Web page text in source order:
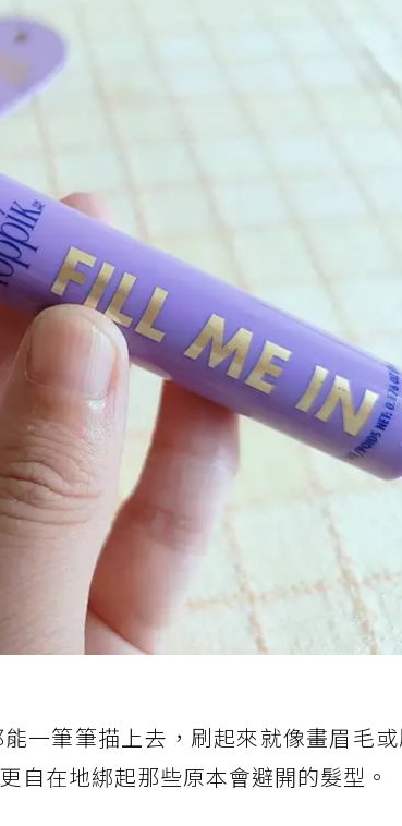
一筆筆描上去，刷起來就像畫眉毛
自在地綁起那些原本會避開的髮型。